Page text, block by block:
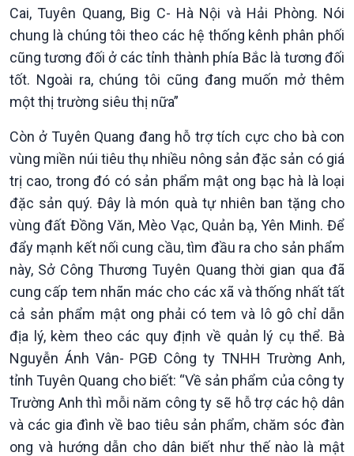
Kinh tế
Tin Kinh tế
Trước giờ mở cửa
Dòng chảy Kinh tế
Sức sống hàng Việt
Khởi nghiệp
Tuyên chiến với gian lận
thương mại
Nông nghiệp & Biển đảo
Tin Nông nghiệp & Biển
đảo
Mùa vàng
Biển đảo Việt Nam
Tâm tình biên giới và hải
đảo
Tìm hiểu biển, đảo Việt
Nam
Cai, Tuyên Quang, Big C- Hà Nội và Hải Phòng. Nói
chung là chúng tôi theo các hệ thống kênh phân phối
cũng tương đối ở các tỉnh thành phía Bắc là tương đối
tốt. Ngoài ra, chúng tôi cũng đang muốn mở thêm
một thị trường siêu thị nữa”
Còn ở Tuyên Quang đang hỗ trợ tích cực cho bà con
vùng miền núi tiêu thụ nhiều nông sản đặc sản có giá
trị cao, trong đó có sản phẩm mật ong bạc hà là loại
đặc sản quý. Đây là món quà tự nhiên ban tặng cho
vùng đất Đồng Văn, Mèo Vạc, Quản bạ, Yên Minh. Để
đẩy mạnh kết nối cung cầu, tìm đầu ra cho sản phẩm
này, Sở Công Thương Tuyên Quang thời gian qua đã
cung cấp tem nhãn mác cho các xã và thống nhất tất
cả sản phẩm mật ong phải có tem và lô gô chỉ dẫn
địa lý, kèm theo các quy định về quản lý cụ thể. Bà
Nguyễn Ánh Vân- PGĐ Công ty TNHH Trường Anh,
tỉnh Tuyên Quang cho biết: “Về sản phẩm của công ty
Trường Anh thì mỗi năm công ty sẽ hỗ trợ các hộ dân
và các gia đình về bao tiêu sản phẩm, chăm sóc đàn
ong và hướng dẫn cho dân biết như thế nào là mật